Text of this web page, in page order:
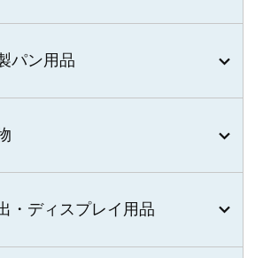
パン用品
・ディスプレイ用品